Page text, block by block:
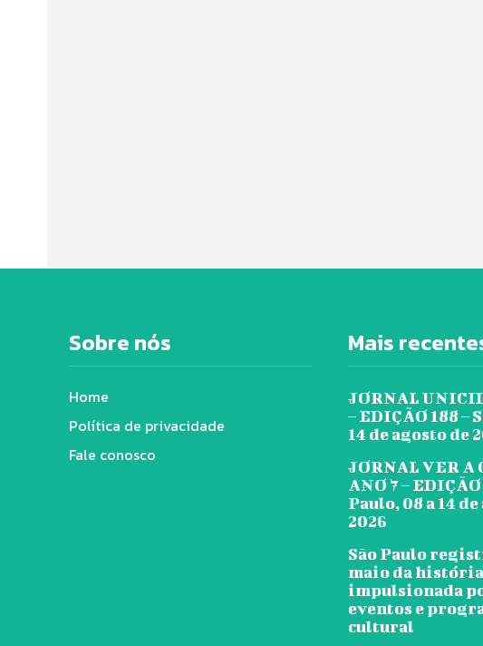
Sobre nós
Home
Política de privacidade
Fale conosco
Mais
JORNAL
– EDIÇÃO 188 –
14 de agosto de
JORNAL VER A
ANO 7 – EDIÇÃO
Paulo, 08 a 14
2026
São Paulo
maio da
impulsionada
eventos e
cultural